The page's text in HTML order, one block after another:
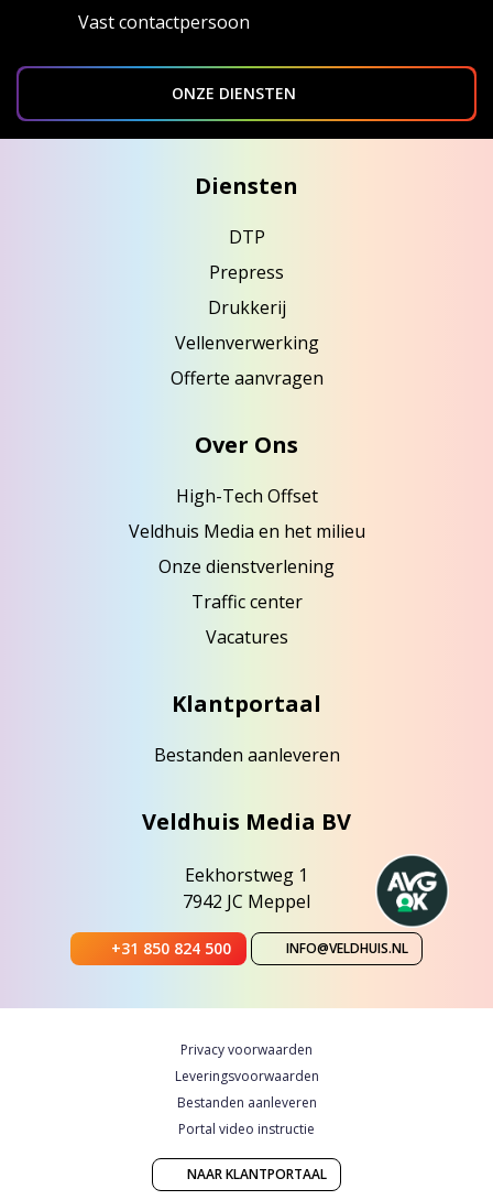
Vast contactpersoon
ONZE DIENSTEN
Diensten
DTP
Prepress
Drukkerij
Vellenverwerking
Offerte aanvragen
Over Ons
High-Tech Offset
Veldhuis Media en het milieu
Onze dienstverlening
Traffic center
Vacatures
Klantportaal
Bestanden aanleveren
Veldhuis Media BV
Eekhorstweg 1
7942 JC Meppel
+31 850 824 500 INFO@VELDHUIS.NL
Privacy voorwaarden
Leveringsvoorwaarden
Bestanden aanleveren
Portal video instructie
NAAR KLANTPORTAAL